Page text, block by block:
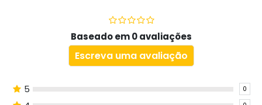
Baseado em 0 avaliações
Escreva uma avaliação
5 0